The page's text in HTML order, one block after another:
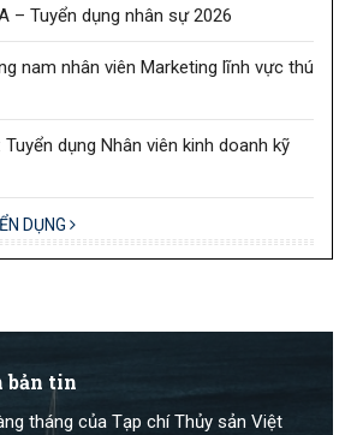
– Tuyển dụng nhân sự 2026
nam nhân viên Marketing lĩnh vực thú
dụng Nhân viên kinh doanh kỹ
DỤNG
bản tin
tháng của Tạp chí Thủy sản Việt